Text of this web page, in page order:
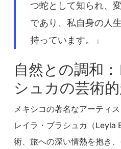
つ蛇として知られ、
であり、私自身の人
持っています。」
自然との調和
シュカの芸術
メキシコの著名なアーティス
レイラ・ブラシュカ（Leyla
術、旅への深い情熱を抱き